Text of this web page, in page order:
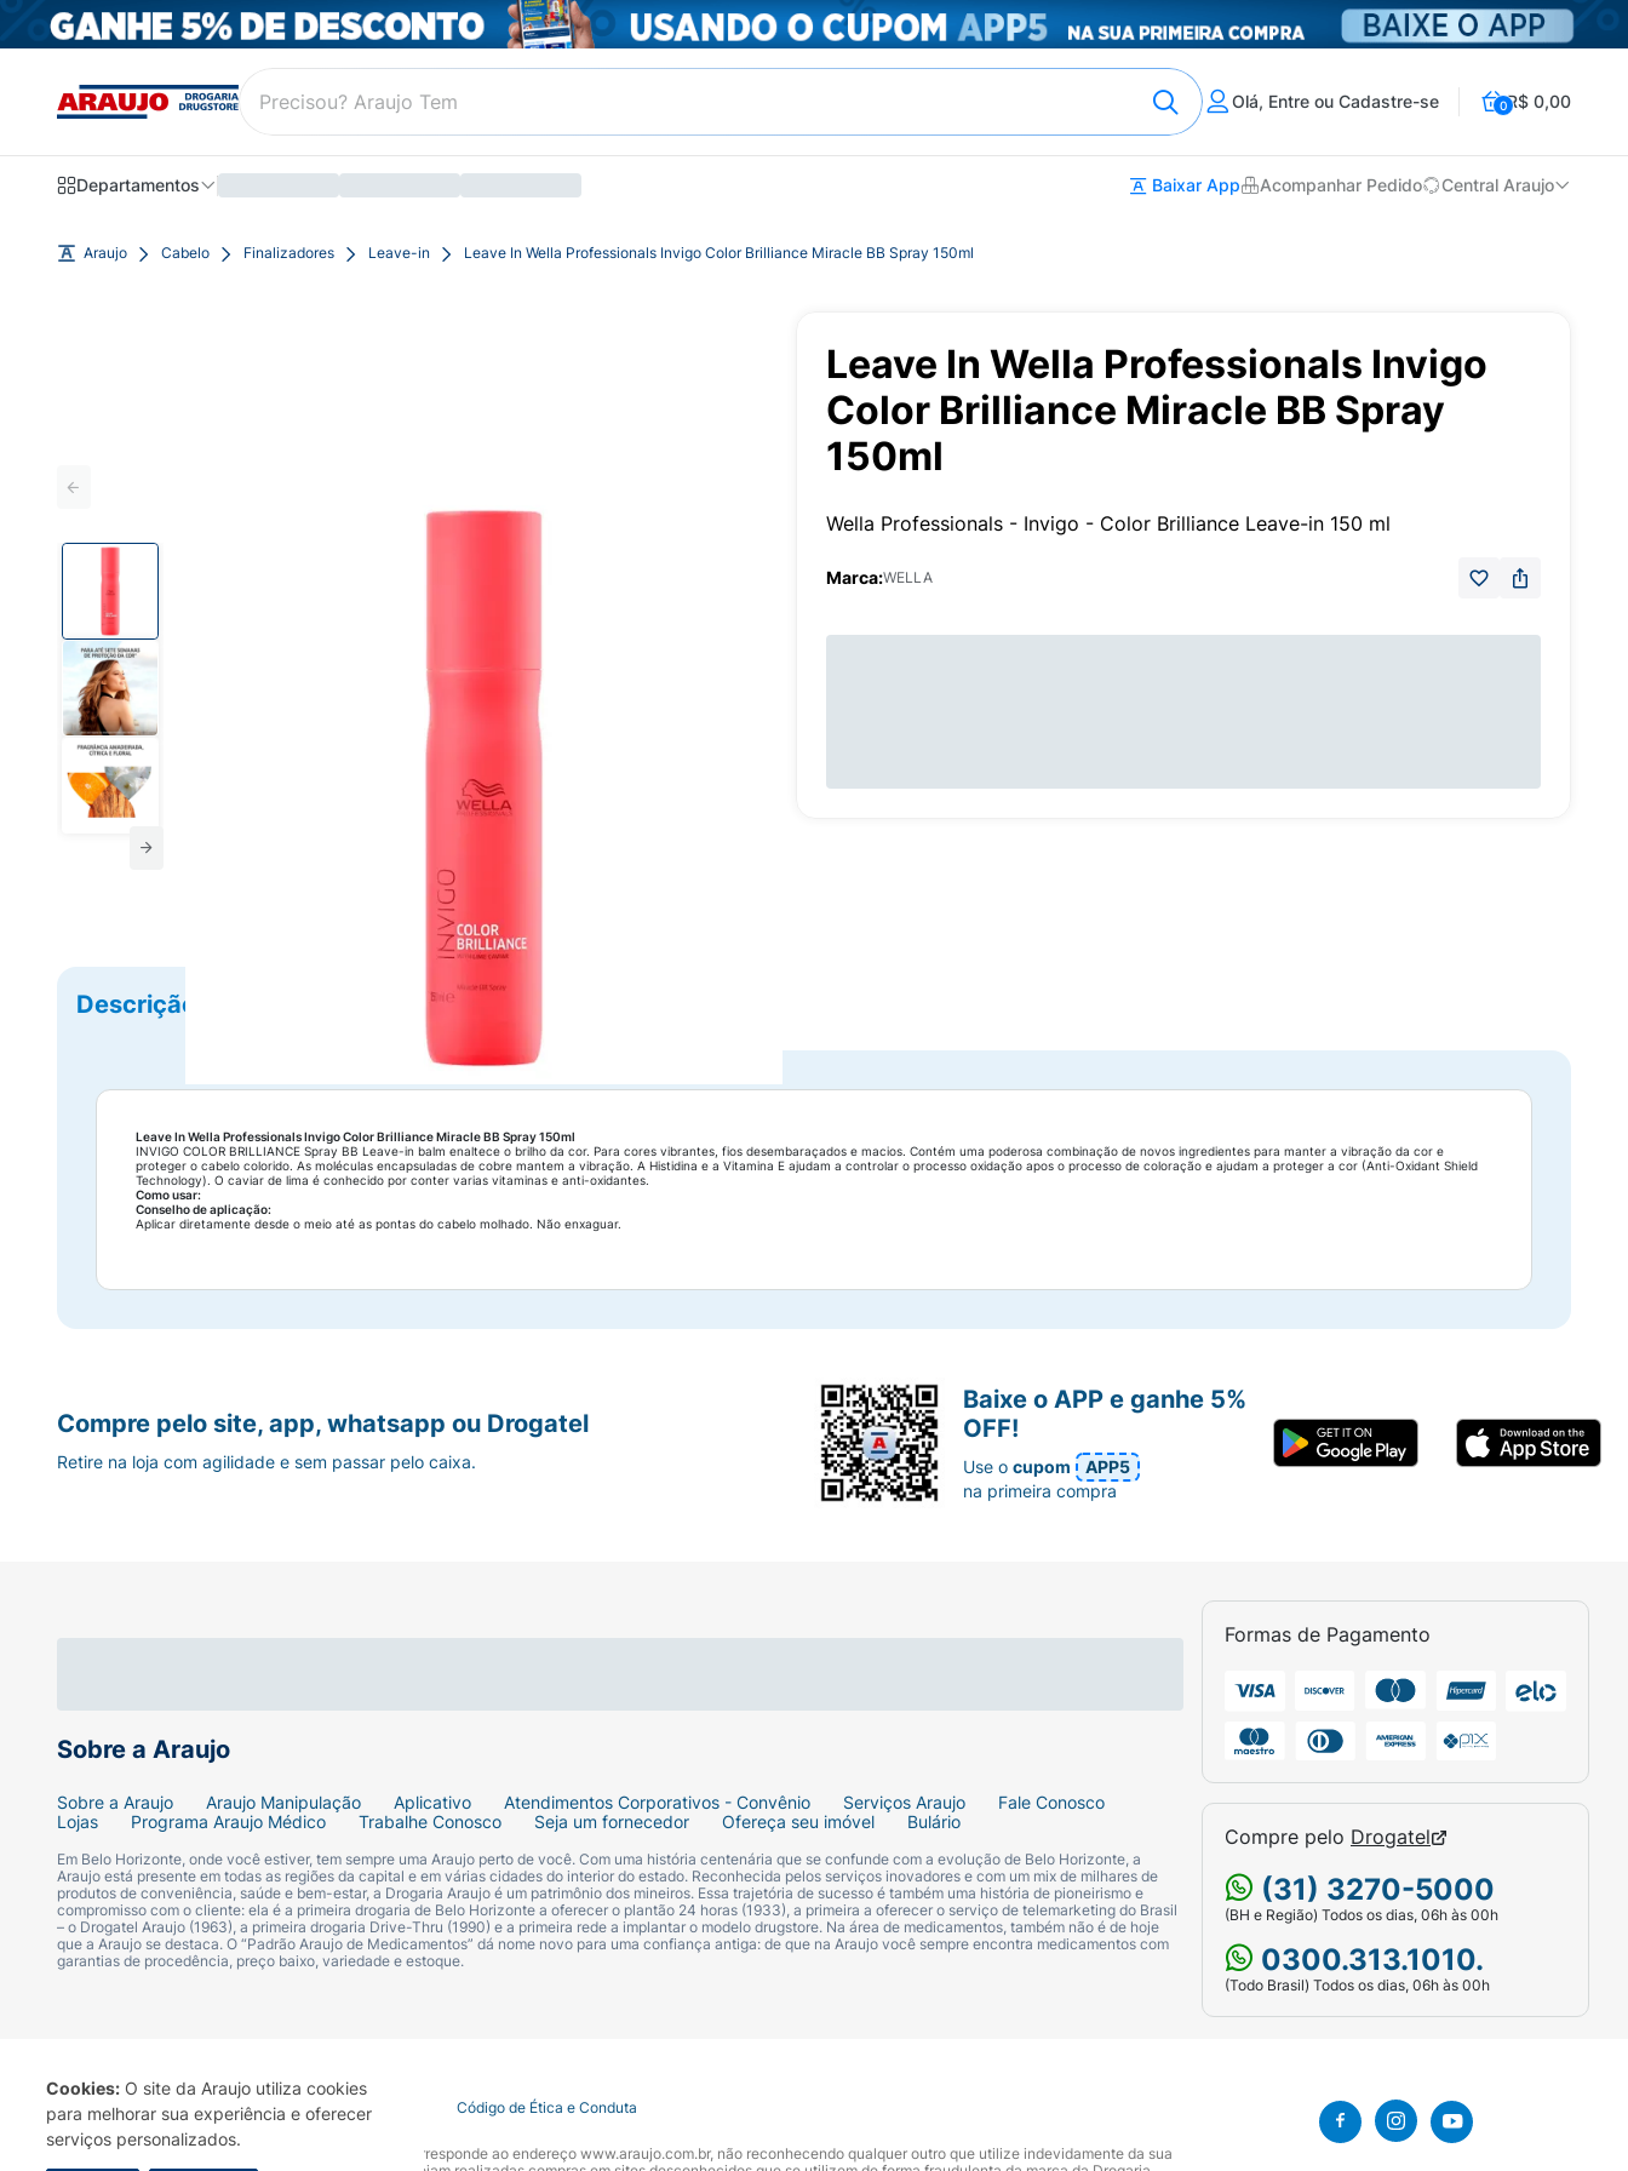
Cookies: O site da Araujo utiliza cookies
para melhorar sua experiência e oferecer
serviços personalizados.
Olá, Entre ou Cadastre-se 0R$ 0,00
Departamentos Baixar App Acompanhar Pedido Central Araujo
Araujo Cabelo Finalizadores Leave-in Leave In Wella Professionals Invigo Color Brilliance Miracle BB Spray 150ml
Leave In Wella Professionals Invigo
Color Brilliance Miracle BB Spray
150ml
Wella Professionals - Invigo - Color Brilliance Leave-in 150 ml
Marca:WELLA
Descrição
Leave In Wella Professionals Invigo Color Brilliance Miracle BB Spray 150ml
INVIGO COLOR BRILLIANCE Spray BB Leave-in balm enaltece o brilho da cor. Para cores vibrantes, fios desembaraçados e macios. Contém uma poderosa combinação de novos ingredientes para manter a vibração da cor e
proteger o cabelo colorido. As moléculas encapsuladas de cobre mantem a vibração. A Histidina e a Vitamina E ajudam a controlar o processo oxidação apos o processo de coloração e ajudam a proteger a cor (Anti-Oxidant Shield
Technology). O caviar de lima é conhecido por conter varias vitaminas e anti-oxidantes.
Como usar:
Conselho de aplicação:
Aplicar diretamente desde o meio até as pontas do cabelo molhado. Não enxaguar.
Sobre a Araujo
Sobre a Araujo Araujo Manipulação Aplicativo Atendimentos Corporativos - Convênio Serviços Araujo
Fale Conosco
Lojas
Programa Araujo Médico Trabalhe Conosco Seja um fornecedor Ofereça seu imóvel Bulário
Em Belo Horizonte, onde você estiver, tem sempre uma Araujo perto de você. Com uma história centenária que se confunde com a evolução de Belo Horizonte, a
Araujo está presente em todas as regiões da capital e em várias cidades do interior do estado. Reconhecida pelos serviços inovadores e com um mix de milhares de
produtos de conveniência, saúde e bem-estar, a Drogaria Araujo é um patrimônio dos mineiros. Essa trajetória de sucesso é também uma história de pioneirismo e
compromisso com o cliente: ela é a primeira drogaria de Belo Horizonte a oferecer o plantão 24 horas (1933), a primeira a oferecer o serviço de telemarketing do Brasil
– o Drogatel Araujo (1963), a primeira drogaria Drive-Thru (1990) e a primeira rede a implantar o modelo drugstore. Na área de medicamentos, também não é de hoje
que a Araujo se destaca. O “Padrão Araujo de Medicamentos” dá nome novo para uma confiança antiga: de que na Araujo você sempre encontra medicamentos com
garantias de procedência, preço baixo, variedade e estoque.
Formas de Pagamento
Compre pelo Drogatel
(31) 3270-5000
(BH e Região) Todos os dias, 06h às 00h
0300.313.1010.
(Todo Brasil) Todos os dias, 06h às 00h
Compre pelo site, app, whatsapp ou Drogatel
Retire na loja com agilidade e sem passar pelo caixa.
Baixe o APP e ganhe 5%
OFF!
Use ocupom
APP5
na primeira compra
Termo de Uso Portal da Privacidade Covid-19 Código de Ética e Conduta
A Drogaria Araujo S/A informa que o seu site oficial corresponde ao endereço www.araujo.com.br, não reconhecendo qualquer outro que utilize indevidamente da sua